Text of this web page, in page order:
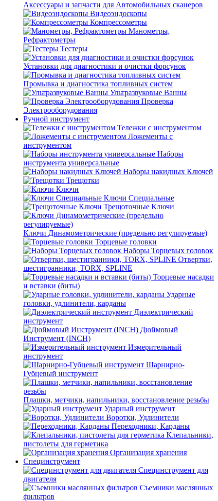
Аксессуары и запчасти для Автомобильных сканеров
Видеоэндоскопы
Компрессометры
Манометры,
Рефрактометры
Тестеры
Установки для диагностики и очистки форсунок
Промывка и диагностика топливных систем
Ультразвуковые Ванны
Проверка
Электрооборудования
Ручной инструмент
Тележки с инструментом
Ложементы с
инструментом
Наборы
инструмента универсальные
Наборы накидных Ключей
Трещотки
Ключи
Ключи Специальные
Трещоточные Ключи
Ключи Динамометрические (предельно регулируемые)
Торцевые головки
Наборы Торцевых головок
Отвертки,
шестигранники, TORX, SPLINE
Торцевые насадки
и вставки (биты)
Ударные
головки, удлинители, карданы
Диэлектрический
инструмент
Дюймовый
Инструмент (INCH)
Измерительный
инструмент
Шарнирно-
Губцевый инструмент
Плашки, метчики, напильники, восстановление резьбы
Ударный инструмент
Воротки, Удлинители
Переходники, Карданы
Клепальники,
пистолеты для герметика
Организация хранения
Специнструмент
Специнструмент для
двигателя
Съемники маслянных
фильтров